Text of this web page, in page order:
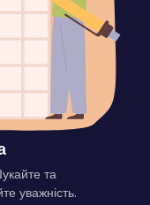
та
уважність.